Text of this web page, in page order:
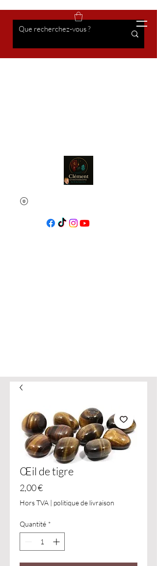
Œil de tigre
2,00 €Prix
Hors TVA | politique de livraison
Quantité *